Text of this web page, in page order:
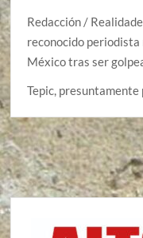
Redacción /
reconocido
México tras ser
Tepic,